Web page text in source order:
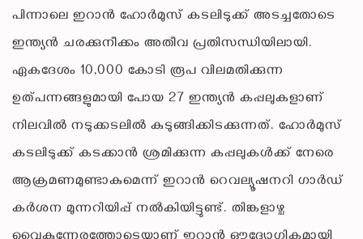
പിന്നാലെ ഇറാൻ ഹോർമുസ് കടലിടുക്ക് അടച്ചതോടെ
ഇന്ത്യൻ ചരക്കുനീക്കം അതീവ പ്രതിസന്ധിയിലായി.
ഏകദേശം 10,000 കോടി രൂപ വിലമതിക്കുന്ന
ഉത്പന്നങ്ങളുമായി പോയ 27 ഇന്ത്യൻ കപ്പലുകളാണ്
നിലവിൽ നടുക്കടലിൽ കുടുങ്ങിക്കിടക്കുന്നത്. ഹോർമുസ്
കടലിടുക്ക് കടക്കാൻ ശ്രമിക്കുന്ന കപ്പലുകൾക്ക് നേരെ
ആക്രമണമുണ്ടാകുമെന്ന് ഇറാൻ റെവല്യൂഷനറി ഗാർഡ്
കർശന മുന്നറിയിപ്പ് നൽകിയിട്ടുണ്ട്. തിങ്കളാഴ്ച